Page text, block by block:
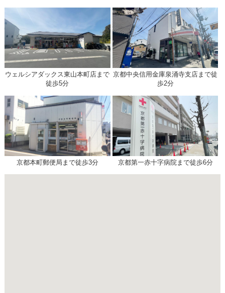
ウェルシアダックス東山本町店まで
徒歩5分
京都中央信用金庫泉涌寺支店まで徒
歩2分
京都本町郵便局まで徒歩3分 京都第一赤十字病院まで徒歩6分